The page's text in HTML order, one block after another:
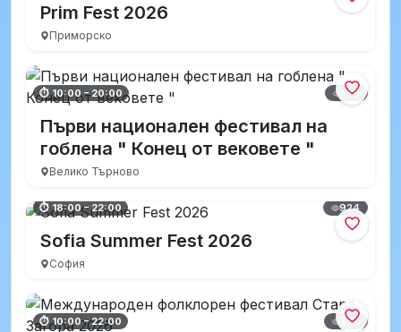
Prim Fest 2026
Приморско
⏱ 10:00 – 20:00 198
Първи национален фестивал на
гоблена " Конец от вековете "
Велико Търново
⏱ 18:00 – 22:00 924
Sofia Summer Fest 2026
София
⏱ 10:00 – 22:00 227